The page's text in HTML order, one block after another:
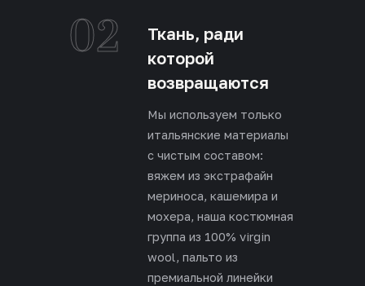
02
Ткань, ради
которой
возвращаются
Мы используем только
итальянские материалы
с чистым составом:
вяжем из экстрафайн
мериноса, кашемира и
мохера, наша костюмная
группа из 100% virgin
wool, пальто из
премиальной линейки